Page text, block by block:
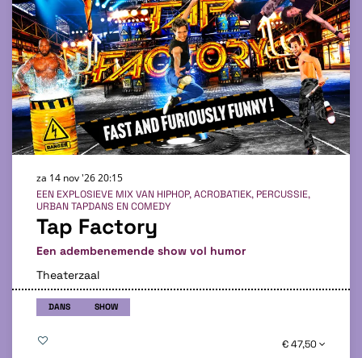
Tap Factory
Een adembenemende show vol humor
EEN EXPLOSIEVE MIX VAN HIPHOP, ACROBATIEK, PERCUSSIE,
URBAN TAPDANS EN COMEDY
za 14 nov '2620:15
Theaterzaal
DANS SHOW
€ 47,50